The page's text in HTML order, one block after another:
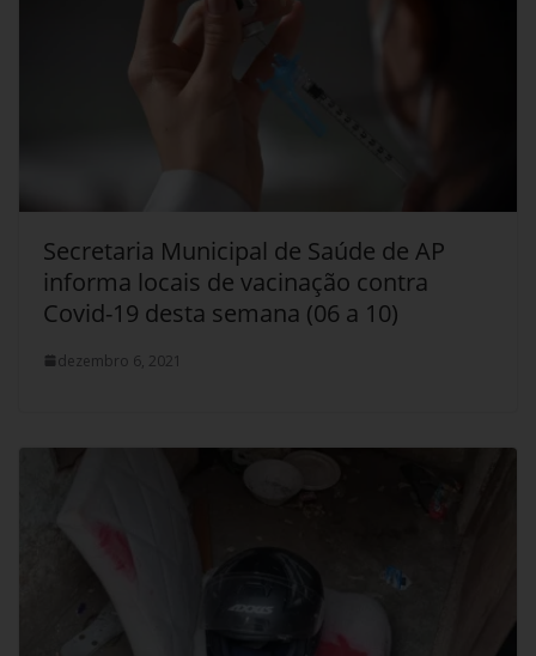
Secretaria Municipal de Saúde de AP
informa locais de vacinação contra
Covid-19 desta semana (06 a 10)
dezembro 6, 2021